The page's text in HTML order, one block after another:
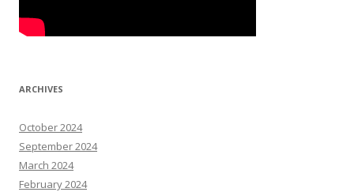
ARCHIVES
October 2024
September 2024
March 2024
February 2024